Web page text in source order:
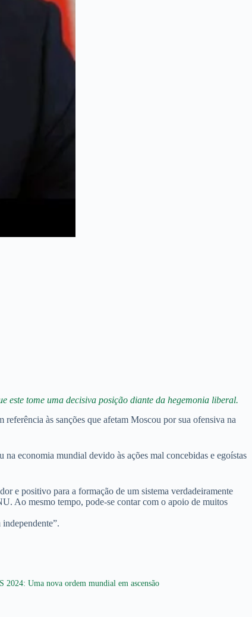
este tome uma decisiva posição diante da hegemonia liberal.
às sanções que afetam Moscou por sua ofensiva na
na economia mundial devido às ações mal concebidas e egoístas
e positivo para a formação de um sistema verdadeiramente
Ao mesmo tempo, pode-se contar com o apoio de muitos
2024: Uma nova ordem mundial em ascensão